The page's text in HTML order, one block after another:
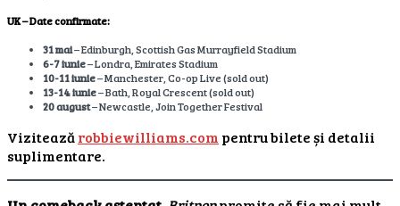
UK – Date confirmate:
31 mai– Edinburgh, Scottish Gas Murrayfield Stadium
6-7 iunie– Londra, Emirates Stadium
10-11 iunie– Manchester, Co-op Live (sold out)
13-14 iunie– Bath, Royal Crescent (sold out)
20 august– Newcastle, Join Together Festival
Viziteazărobbiewilliams.com pentru bilete și detalii
suplimentare.